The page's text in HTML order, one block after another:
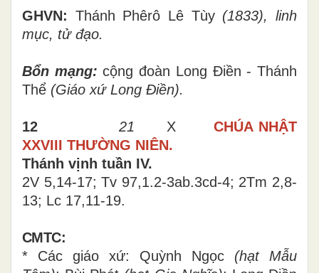
GHVN: Thánh Phêrô Lê Tùy (1833), linh
mục, tử đạo.
Bổn mạng: cộng đoàn Long Điền - Thánh
Thể (Giáo xứ Long Điền).
12 21 XCHÚA NHẬT
XXVIII THƯỜNG NIÊN.
Thánh vịnh tuần IV.
2V 5,14-17; Tv 97,1.2-3ab.3cd-4; 2Tm 2,8-
13; Lc 17,11-19.
CMTC:
* Các giáo xứ:
Quỳnh Ngọc (hạt Mẫu